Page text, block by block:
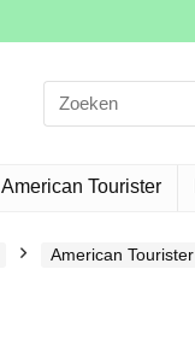
Search
for:
American Tourister
American Tourister